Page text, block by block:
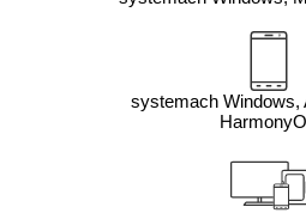
systemach Windows,